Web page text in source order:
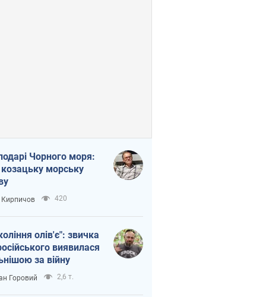
Чорного моря:
морську
Кирпичов 420
олів'є": звичка
виявилася
за війну
Горовий 2,6 т.